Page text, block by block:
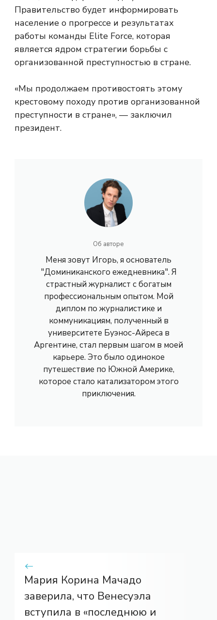
Правительство будет информировать
население о прогрессе и результатах
работы команды Elite Force, которая
является ядром стратегии борьбы с
организованной преступностью в стране.
«Мы продолжаем противостоять этому
крестовому походу против организованной
преступности в стране», — заключил
президент.
Об авторе
Меня зовут Игорь, я основатель
"Доминиканского ежедневника". Я
страстный журналист с богатым
профессиональным опытом. Мой
диплом по журналистике и
коммуникациям, полученный в
университете Буэнос-Айреса в
Аргентине, стал первым шагом в моей
карьере. Это было одинокое
путешествие по Южной Америке,
которое стало катализатором этого
приключения.
Мария Корина Мачадо
заверила, что Венесуэла
вступила в «последнюю и